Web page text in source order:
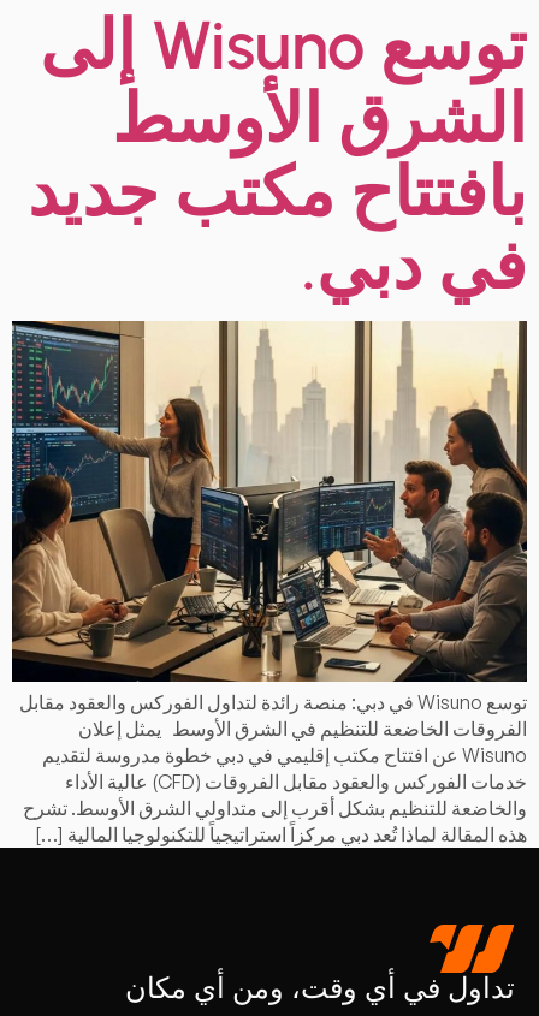
توسع Wisuno إلى
الشرق الأوسط
بافتتاح مكتب جديد
في دبي.
توسع Wisuno في دبي: منصة رائدة لتداول الفوركس والعقود مقابل
الفروقات الخاضعة للتنظيم في الشرق الأوسط يمثل إعلان
Wisuno عن افتتاح مكتب إقليمي في دبي خطوة مدروسة لتقديم
خدمات الفوركس والعقود مقابل الفروقات (CFD) عالية الأداء
والخاضعة للتنظيم بشكل أقرب إلى متداولي الشرق الأوسط. تشرح
هذه المقالة لماذا تُعد دبي مركزاً استراتيجياً للتكنولوجيا المالية […]
تداول في أي وقت، ومن أي مكان